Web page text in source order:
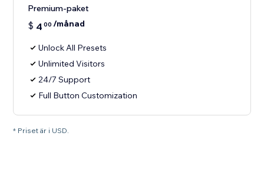
Premium-paket
$ 4 00 /månad
Unlock All Presets
Unlimited Visitors
24/7 Support
Full Button Customization
* Priset är i USD.